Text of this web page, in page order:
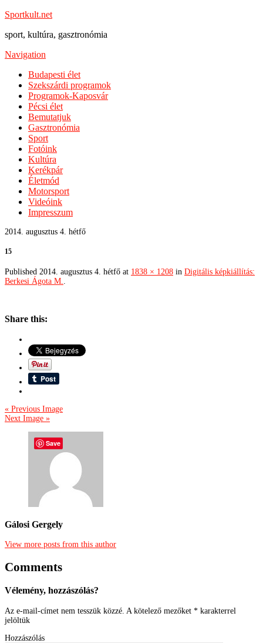
Sportkult.net
sport, kultúra, gasztronómia
Navigation
Budapesti élet
Szekszárdi programok
Programok-Kaposvár
Pécsi élet
Bemutatjuk
Gasztronómia
Sport
Fotóink
Kultúra
Kerékpár
Életmód
Motorsport
Videóink
Impresszum
2014. augusztus 4. hétfő
15
Published 2014. augusztus 4. hétfő at 1838 × 1208 in Digitális képkiállítás:
Berkesi Ágota M.
Share this:
« Previous Image
Next Image »
Gálosi Gergely
View more posts from this author
Comments
Vélemény, hozzászólás?
Az e-mail-címet nem tesszük közzé. A kötelező mezőket * karakterrel
jelöltük
Hozzászólás
Save